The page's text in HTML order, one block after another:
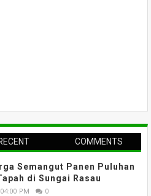
COMMENTS
Semangut Panen Puluhan
di Sungai Rasau
PM 0